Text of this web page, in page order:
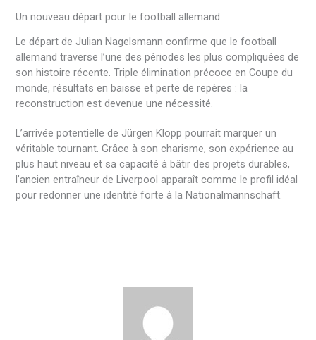
Un nouveau départ pour le football allemand
Le départ de Julian Nagelsmann confirme que le football
allemand traverse l’une des périodes les plus compliquées de
son histoire récente. Triple élimination précoce en Coupe du
monde, résultats en baisse et perte de repères : la
reconstruction est devenue une nécessité.
L’arrivée potentielle de Jürgen Klopp pourrait marquer un
véritable tournant. Grâce à son charisme, son expérience au
plus haut niveau et sa capacité à bâtir des projets durables,
l’ancien entraîneur de Liverpool apparaît comme le profil idéal
pour redonner une identité forte à la Nationalmannschaft.